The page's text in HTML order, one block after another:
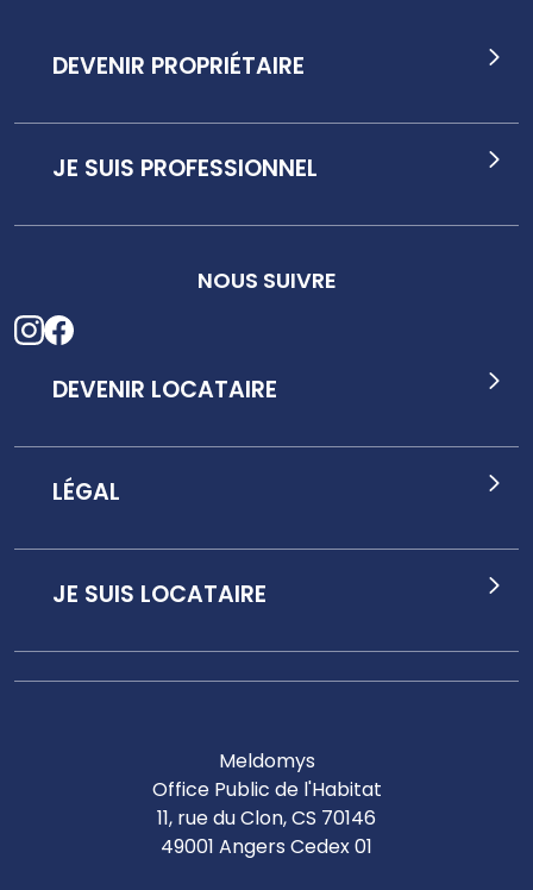
Meldomys
Office Public de l'Habitat
11, rue du Clon, CS 70146
49001 Angers Cedex 01
JE SUIS LOCATAIRE
DEVENIR LOCATAIRE
LÉGAL
DEVENIR PROPRIÉTAIRE
JE SUIS PROFESSIONNEL
NOUS SUIVRE